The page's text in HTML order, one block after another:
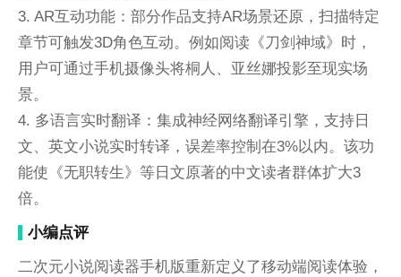
3. AR互动功能：部分作品支持AR场景还原，扫描特定
章节可触发3D角色互动。例如阅读《刀剑神域》时，
用户可通过手机摄像头将桐人、亚丝娜投影至现实场
景。
4. 多语言实时翻译：集成神经网络翻译引擎，支持日
文、英文小说实时转译，误差率控制在3%以内。该功
能使《无职转生》等日文原著的中文读者群体扩大3
倍。
小编点评
二次元小说阅读器手机版重新定义了移动端阅读体验，